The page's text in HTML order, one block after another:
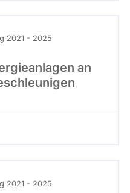
2021 - 2025
an
2021 - 2025